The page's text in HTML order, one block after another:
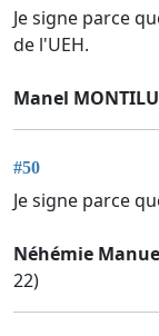
Je signe parce
de l'UEH.
Manel
#50
Je signe parce
Néhémie
22)